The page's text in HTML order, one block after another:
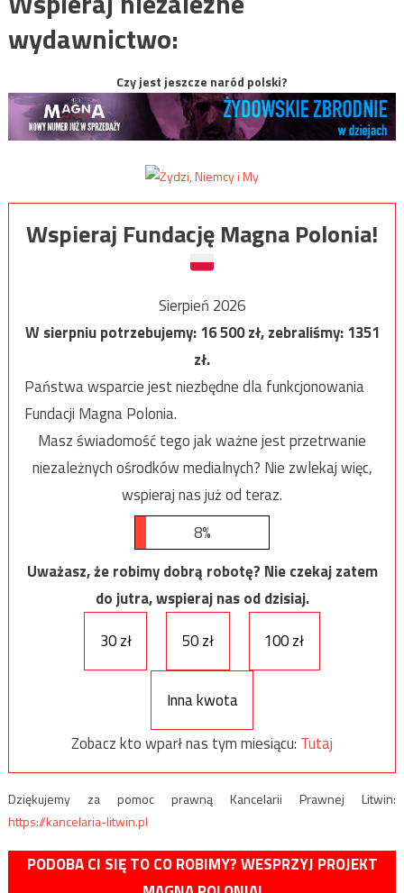
wydawnictwo:
Czy jest jeszcze naród polski?
Wspieraj Fundację Magna Polonia!
Sierpień 2026
W sierpniu potrzebujemy:16 500zł, zebraliśmy:1351
zł.
Państwa wsparcie jest niezbędne dla funkcjonowania
Fundacji Magna Polonia.
Masz świadomość tego jak ważne jest przetrwanie
niezależnych ośrodków medialnych? Nie zwlekaj więc,
wspieraj nas już od teraz.
8%
Uważasz, że robimy dobrą robotę? Nie czekaj zatem
do jutra, wspieraj nas od dzisiaj.
30 zł
50 zł 100 zł
Inna kwota
Zobacz kto wparł nas tym miesiącu: Tutaj
Dziękujemy za pomoc prawną Kancelarii Prawnej Litwin:
https://kancelaria-litwin.pl
PODOBA CI SIĘ TO CO ROBIMY? WESPRZYJ PROJEKT